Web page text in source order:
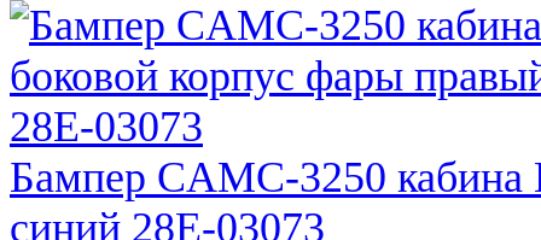
Бампер CAMC-3250
синий 28E-03073